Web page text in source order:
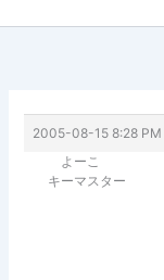
ス
2005-08-15 8:28 PM
よーこ
キーマスター